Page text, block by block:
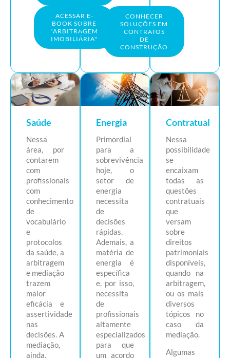
ACESSAR E-
BOOK SOBRE
"ARBITRAGEM
IMOBILIÁRIA"
CONHECER
SOLUÇÕES EM
CONTRATOS
DE
CONSTRUÇÃO
Saúde
Nessa
área, por
contarem
com
profissionais
com
conhecimento
de
vocabulário
e
protocolos
da saúde, a
arbitragem
e mediação
trazem
maior
eficácia e
assertividade
nas
decisões. A
mediação,
ainda,
Energia
Primordial
para a
sobrevivência
hoje, o
setor de
energia
necessita
de
decisões
rápidas.
Ademais, a
matéria de
energia é
específica
e, por isso,
necessita
de
profissionais
altamente
especializados
para que
um acordo
Contratual
Nessa
possibilidade
se
encaixam
todas as
questões
contratuais
que
versam
sobre
direitos
patrimoniais
disponíveis,
quando na
arbitragem,
ou os mais
diversos
tópicos no
caso da
mediação.
Algumas